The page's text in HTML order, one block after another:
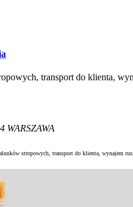
transport do klienta,
WARSZAWA
stropowych, transport do klienta, wynajem